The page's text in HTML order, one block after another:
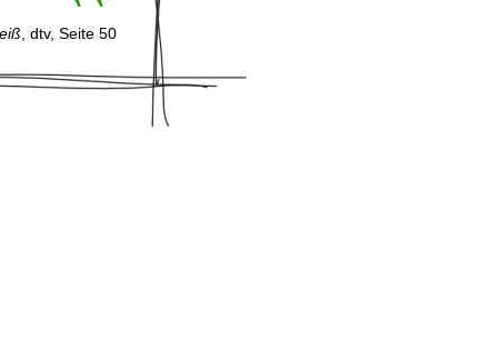
, dtv, Seite 50